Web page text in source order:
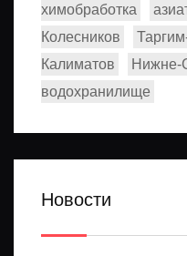
химобработка
Колесников
Калиматов
Нижне-
водохранилище
Новости